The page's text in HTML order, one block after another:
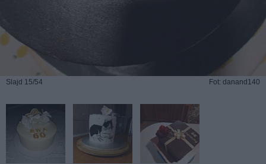
Slajd 15/54 Fot: danand140